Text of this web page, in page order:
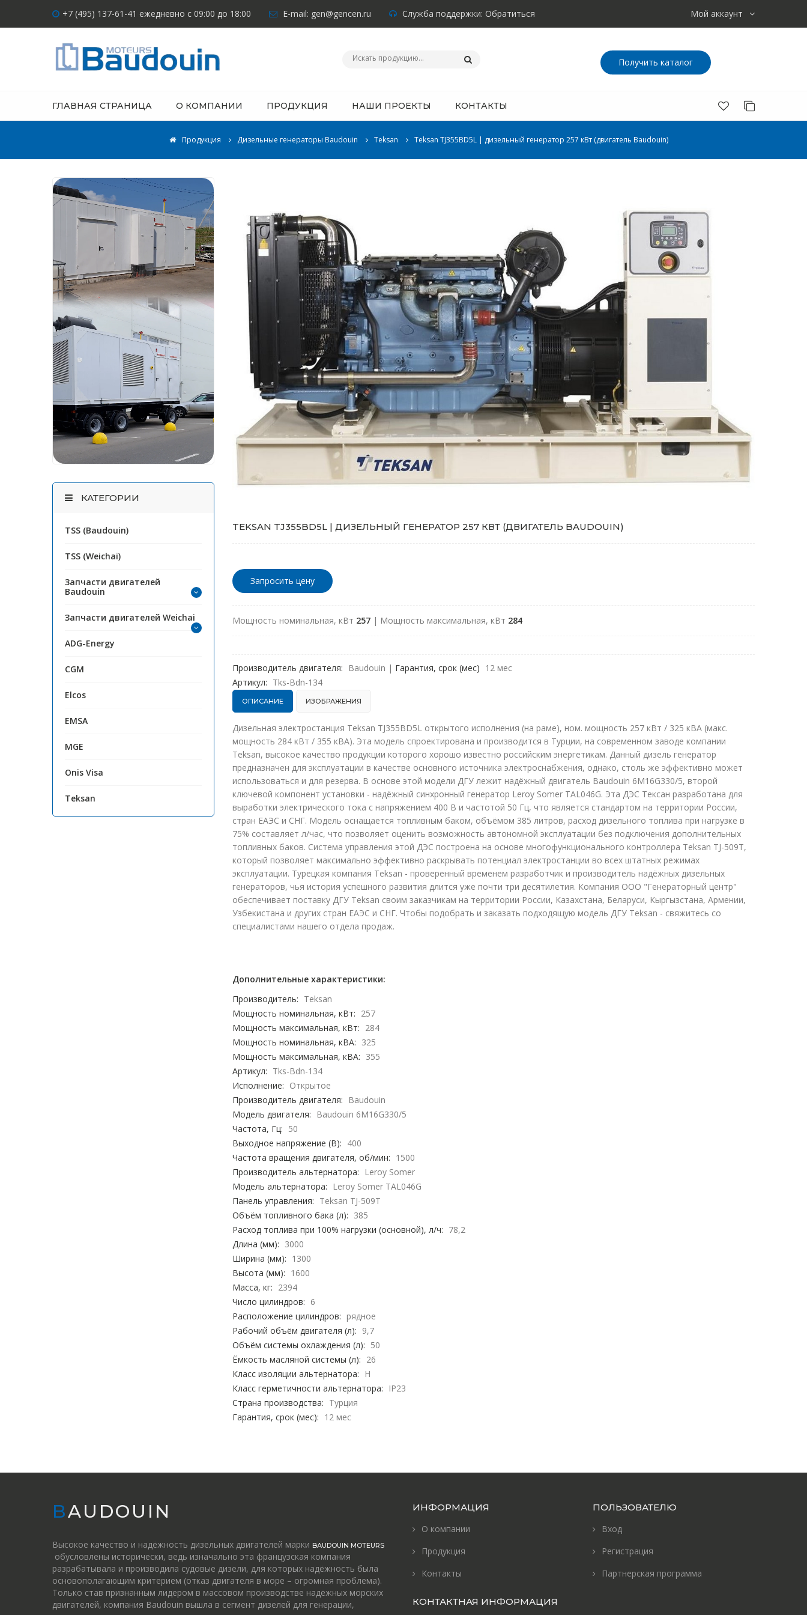
Мой аккаунт
+7 (495) 137-61-41 ежедневно с 09:00 до 18:00 E-mail: gen@gencen.ru Служба поддержки: Обратиться
Получить каталог
ГЛАВНАЯ СТРАНИЦА О КОМПАНИИ ПРОДУКЦИЯ НАШИ ПРОЕКТЫ КОНТАКТЫ
Продукция Дизельные генераторы Baudouin Teksan Teksan TJ355BD5L | дизельный генератор 257 кВт (двигатель Baudouin)
TEKSAN TJ355BD5L | ДИЗЕЛЬНЫЙ ГЕНЕРАТОР 257 КВТ (ДВИГАТЕЛЬ BAUDOUIN)
Запросить цену
Мощность номинальная, кВт 257 | Мощность максимальная, кВт 284
Производитель двигателя: Baudouin | Гарантия, срок (мес) 12 мес
Артикул: Tks-Bdn-134
ОПИСАНИЕ ИЗОБРАЖЕНИЯ
Дизельная электростанция Teksan TJ355BD5L открытого исполнения (на раме), ном. мощность 257 кВт / 325 кВА (макс.
мощность 284 кВт / 355 кВА). Эта модель спроектирована и производится в Турции, на современном заводе компании
Teksan, высокое качество продукции которого хорошо известно российским энергетикам. Данный дизель генератор
предназначен для эксплуатации в качестве основного источника электроснабжения, однако, столь же эффективно может
использоваться и для резерва. В основе этой модели ДГУ лежит надёжный двигатель Baudouin 6M16G330/5, второй
ключевой компонент установки - надёжный синхронный генератор Leroy Somer TAL046G. Эта ДЭС Тексан разработана для
выработки электрического тока с напряжением 400 В и частотой 50 Гц, что является стандартом на территории России,
стран ЕАЭС и СНГ. Модель оснащается топливным баком, объёмом 385 литров, расход дизельного топлива при нагрузке в
75% составляет л/час, что позволяет оценить возможность автономной эксплуатации без подключения дополнительных
топливных баков. Система управления этой ДЭС построена на основе многофункционального контроллера Teksan TJ-509T,
который позволяет максимально эффективно раскрывать потенциал электростанции во всех штатных режимах
эксплуатации. Турецкая компания Teksan - проверенный временем разработчик и производитель надёжных дизельных
генераторов, чья история успешного развития длится уже почти три десятилетия. Компания ООО "Генераторный центр"
обеспечивает поставку ДГУ Teksan своим заказчикам на территории России, Казахстана, Беларуси, Кыргызстана, Армении,
Узбекистана и других стран ЕАЭС и СНГ. Чтобы подобрать и заказать подходящую модель ДГУ Teksan - свяжитесь со
специалистами нашего отдела продаж.
Дополнительные характеристики:
Производитель: Teksan
Мощность номинальная, кВт: 257
Мощность максимальная, кВт: 284
Мощность номинальная, кВА: 325
Мощность максимальная, кВА: 355
Артикул: Tks-Bdn-134
Исполнение: Открытое
Производитель двигателя:
Baudouin
Модель двигателя:
Baudouin 6M16G330/5
Частота, Гц: 50
Выходное напряжение (В): 400
Частота вращения двигателя, об/мин: 1500
Производитель альтернатора:
Leroy Somer
Модель альтернатора:
Leroy Somer TAL046G
Панель управления: Teksan TJ-509T
Объём топливного бака (л): 385
Расход топлива при 100% нагрузки (основной), л/ч: 78,2
Длина (мм): 3000
Ширина (мм): 1300
Высота (мм): 1600
Масса, кг: 2394
Число цилиндров: 6
Расположение цилиндров: рядное
Рабочий объём двигателя (л): 9,7
Объём системы охлаждения (л): 50
Ёмкость масляной системы (л): 26
Класс изоляции альтернатора:
H
Класс герметичности альтернатора:
IP23
Страна производства: Турция
Гарантия, срок (мес): 12 мес
КАТЕГОРИИ
TSS (Baudouin)
TSS (Weichai)
Запчасти двигателей
Baudouin
Запчасти двигателей Weichai
ADG-Energy
CGM
Elcos
EMSA
MGE
Onis Visa
Teksan
BAUDOUIN
Высокое качество и надёжность дизельных двигателей марки BAUDOUIN MOTEURS
обусловлены исторически, ведь изначально эта французская компания
разрабатывала и производила судовые дизели, для которых надёжность была
основополагающим критерием (отказ двигателя в море – огромная проблема).
Только став признанным лидером в массовом производстве надёжных морских
двигателей, компания Baudouin вышла в сегмент дизелей для генерации,
ИНФОРМАЦИЯ
О компании
Продукция
Контакты
ПОЛЬЗОВАТЕЛЮ
Вход
Регистрация
Партнерская программа
КОНТАКТНАЯ ИНФОРМАЦИЯ